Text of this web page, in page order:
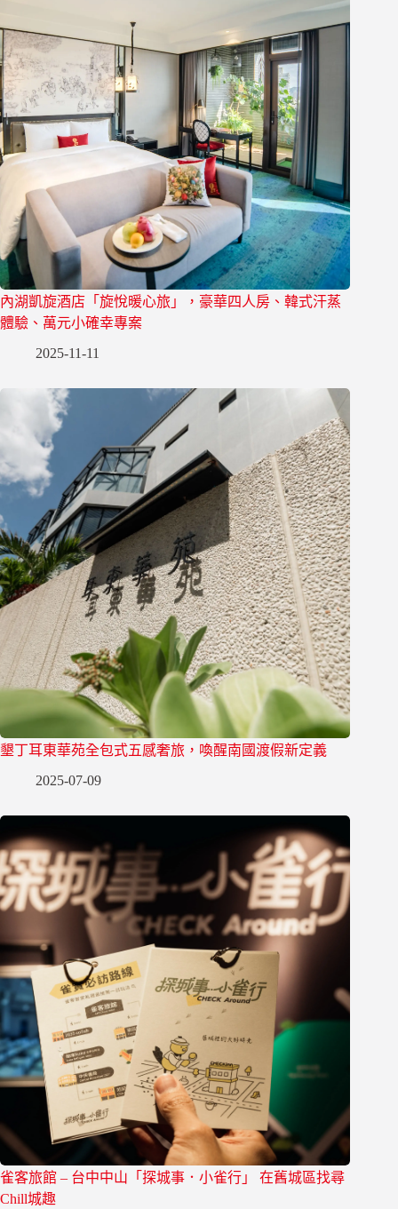
內湖凱旋酒店「旋悅暖心旅」，豪華四人房、韓式汗蒸
體驗、萬元小確幸專案
2025-11-11
墾丁耳東華苑全包式五感奢旅，喚醒南國渡假新定義
2025-07-09
雀客旅館 – 台中中山「探城事．小雀行」 在舊城區找尋
Chill城趣